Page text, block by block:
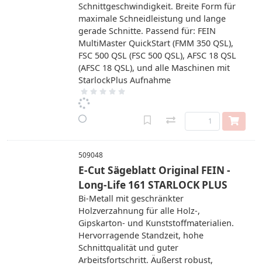
Schnittgeschwindigkeit. Breite Form für
maximale Schneidleistung und lange
gerade Schnitte. Passend für: FEIN
MultiMaster QuickStart (FMM 350 QSL),
FSC 500 QSL (FSC 500 QSL), AFSC 18 QSL
(AFSC 18 QSL), und alle Maschinen mit
StarlockPlus Aufnahme
509048
E-Cut Sägeblatt Original FEIN -
Long-Life 161 STARLOCK PLUS
Bi-Metall mit geschränkter
Holzverzahnung für alle Holz-,
Gipskarton- und Kunststoffmaterialien.
Hervorragende Standzeit, hohe
Schnittqualität und guter
Arbeitsfortschritt. Äußerst robust,